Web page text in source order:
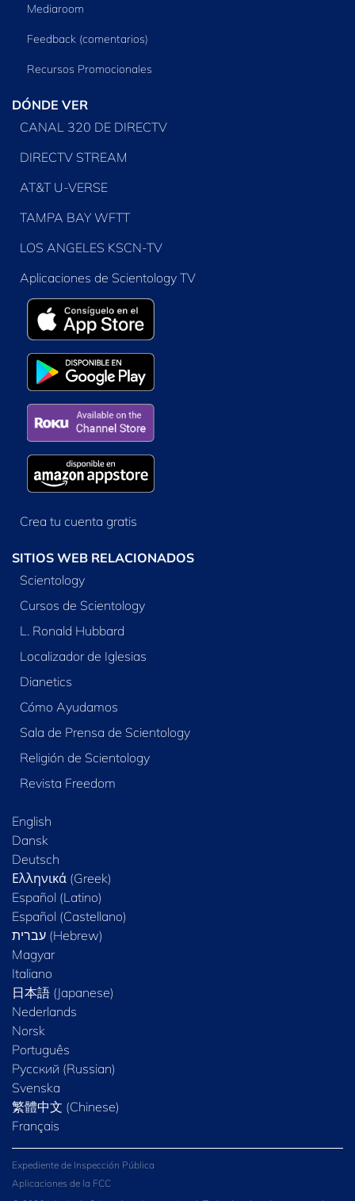
Mediaroom
Feedback (comentarios)
Recursos Promocionales
DÓNDE VER
CANAL 320 DE DIRECTV
DIRECTV STREAM
AT&T U-VERSE
TAMPA BAY WFTT
LOS ANGELES KSCN-TV
Aplicaciones de Scientology TV
Crea tu cuenta gratis
SITIOS WEB RELACIONADOS
Scientology
Cursos de Scientology
L. Ronald Hubbard
Localizador de Iglesias
Dianetics
Cómo Ayudamos
Sala de Prensa de Scientology
Religión de Scientology
Revista Freedom
English
Dansk
Deutsch
Ελληνικά (Greek)
Español (Latino)
Español (Castellano)
Magyar
Italiano
日本語 (Japanese)
Nederlands
Norsk
Português
Русский (Russian)
Svenska
繁體中文 (Chinese)
Français
Expediente de Inspección Pública
Aplicaciones de la FCC